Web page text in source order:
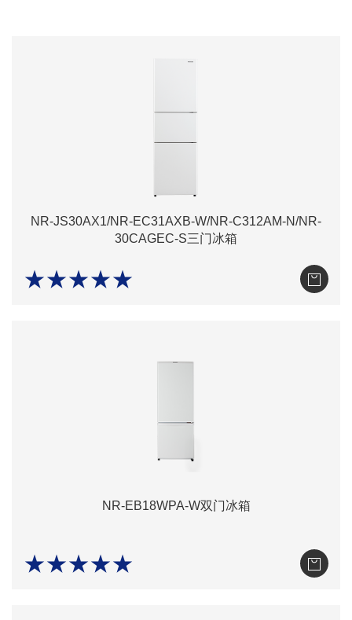
NR-JS30AX1/NR-EC31AXB-W/NR-C312AM-N/NR-
30CAGEC-S三门冰箱
★★★★★
NR-EB18WPA-W双门冰箱
★★★★★